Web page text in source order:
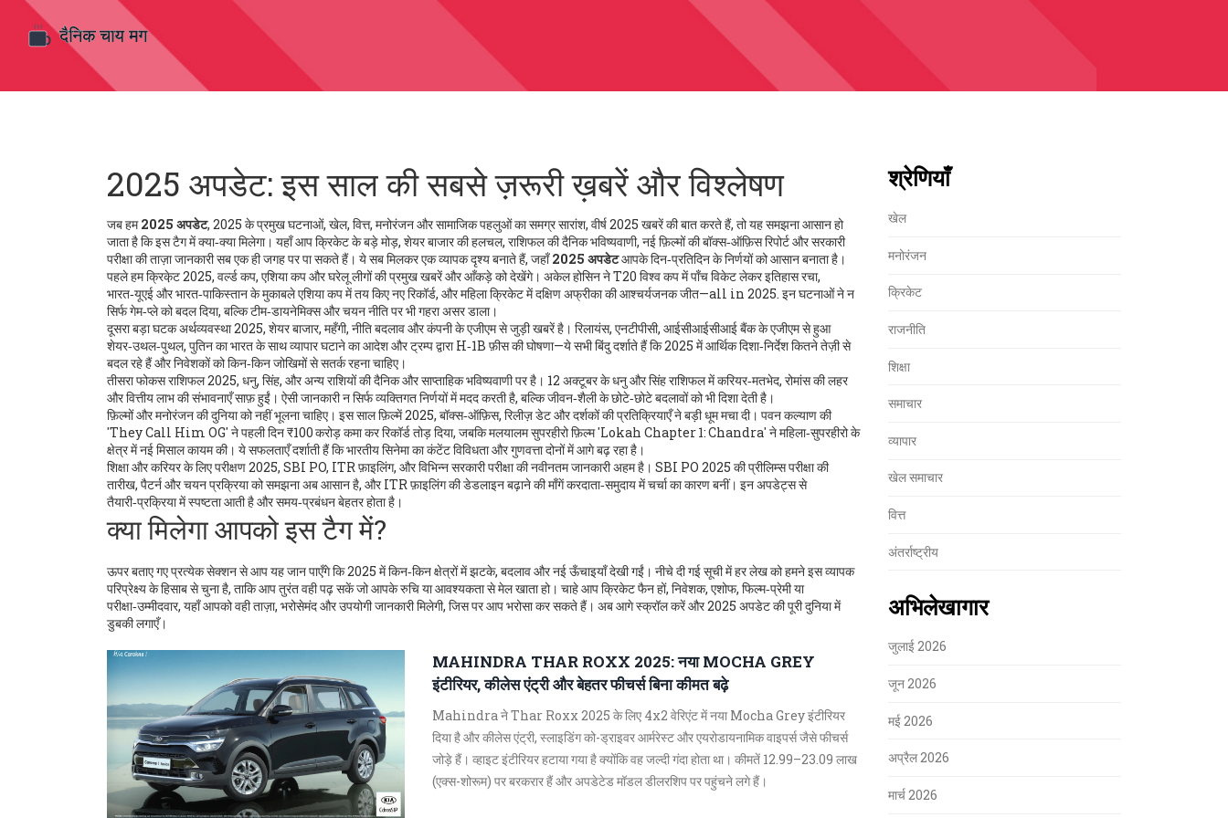
2025 अपडेट: इस साल की सबसे ज़रूरी ख़बरें और विश्लेषण
जब हम2025 अपडेट, 2025 के प्रमुख घटनाओं, खेल, वित्त, मनोरंजन और सामाजिक पहलुओं का समग्र सारांश, वीर्ष 2025 खबरेंकी बात करते हैं, तो यह समझना आसान हो
जाता है कि इस टैग में क्या‑क्या मिलेगा। यहाँ आप क्रिकेट के बड़े मोड़, शेयर बाजार की हलचल, राशिफल की दैनिक भविष्यवाणी, नई फ़िल्मों की बॉक्स‑ऑफ़िस रिपोर्ट और सरकारी
परीक्षा की ताज़ा जानकारी सब एक ही जगह पर पा सकते हैं। ये सब मिलकर एक व्यापक दृश्य बनाते हैं, जहाँ2025 अपडेटआपके दिन‑प्रतिदिन के निर्णयों को आसान बनाता है।
पहले हमक्रिके़ट 2025, वर्ल्ड कप, एशिया कप और घरेलू लीगों की प्रमुख खबरें और आँकड़ेको देखेंगे। अकेल होसिन ने T20 विश्व कप में पाँच विकेट लेकर इतिहास रचा,
भारत‑यूएई और भारत‑पाकिस्तान के मुकाबले एशिया कप में तय किए नए रिकॉर्ड, और महिला क्रिकेट में दक्षिण अफ्रीका की आश्चर्यजनक जीत—all in 2025. इन घटनाओं ने न
सिर्फ गेम‑प्ले को बदल दिया, बल्कि टीम‑डायनेमिक्स और चयन नीति पर भी गहरा असर डाला।
दूसरा बड़ा घटकअर्थव्यवस्था 2025, शेयर बाजार, महँगी, नीति बदलाव और कंपनी के एजीएम से जुड़ी खबरेंहै। रिलायंस, एनटीपीसी, आईसीआईसीआई बैंक के एजीएम से हुआ
शेयर‑उथल‑पुथल, पुतिन का भारत के साथ व्यापार घटाने का आदेश और ट्रम्प द्वारा H‑1B फ़ीस की घोषणा—ये सभी बिंदु दर्शाते हैं कि 2025 में आर्थिक दिशा‑निर्देश कितने तेज़ी से
बदल रहे हैं और निवेशकों को किन‑किन जोखिमों से सतर्क रहना चाहिए।
तीसरा फोकसराशिफल 2025, धनु, सिंह, और अन्य राशियों की दैनिक और साप्ताहिक भविष्यवाणीपर है। 12 अक्टूबर के धनु और सिंह राशिफल में करियर‑मतभेद, रोमांस की लहर
और वित्तीय लाभ की संभावनाएँ साफ़ हुईं। ऐसी जानकारी न सिर्फ व्यक्तिगत निर्णयों में मदद करती है, बल्कि जीवन‑शैली के छोटे‑छोटे बदलावों को भी दिशा देती है।
फ़िल्मों और मनोरंजन की दुनिया को नहीं भूलना चाहिए। इस सालफ़िल्में 2025, बॉक्स‑ऑफ़िस, रिलीज़ डेट और दर्शकों की प्रतिक्रियाएँने बड़ी धूम मचा दी। पवन कल्याण की
'They Call Him OG' ने पहली दिन ₹100 करोड़ कमा कर रिकॉर्ड तोड़ दिया, जबकि मलयालम सुपरहीरो फ़िल्म 'Lokah Chapter 1: Chandra' ने महिला‑सुपरहीरो के
क्षेत्र में नई मिसाल कायम की। ये सफलताएँ दर्शाती हैं कि भारतीय सिनेमा का कंटेंट विविधता और गुणवत्ता दोनों में आगे बढ़ रहा है।
शिक्षा और करियर के लिएपरीक्षण 2025, SBI PO, ITR फ़ाइलिंग, और विभिन्न सरकारी परीक्षा की नवीनतम जानकारीअहम है। SBI PO 2025 की प्रीलिम्स परीक्षा की
तारीख, पैटर्न और चयन प्रक्रिया को समझना अब आसान है, और ITR फ़ाइलिंग की डेडलाइन बढ़ाने की माँगें करदाता‑समुदाय में चर्चा का कारण बनीं। इन अपडेट्स से
तैयारी‑प्रक्रिया में स्पष्टता आती है और समय‑प्रबंधन बेहतर होता है।
क्या मिलेगा आपको इस टैग में?
ऊपर बताए गए प्रत्येक सेक्शन से आप यह जान पाएँगे कि 2025 में किन‑किन क्षेत्रों में झटके, बदलाव और नई ऊँचाइयाँ देखी गईं। नीचे दी गई सूची में हर लेख को हमने इस व्यापक
परिप्रेक्ष्य के हिसाब से चुना है, ताकि आप तुरंत वही पढ़ सकें जो आपके रुचि या आवश्यकता से मेल खाता हो। चाहे आप क्रिकेट फैन हों, निवेशक, एशोफ, फिल्म‑प्रेमी या
परीक्षा‑उम्मीदवार, यहाँ आपको वही ताज़ा, भरोसेमंद और उपयोगी जानकारी मिलेगी, जिस पर आप भरोसा कर सकते हैं। अब आगे स्क्रॉल करें और 2025 अपडेट की पूरी दुनिया में
डुबकी लगाएँ।
MAHINDRA THAR ROXX 2025: नया MOCHA GREY
इंटीरियर, कीलेस एंट्री और बेहतर फीचर्स बिना कीमत बढ़े
Mahindra ने Thar Roxx 2025 के लिए 4x2 वेरिएंट में नया Mocha Grey इंटीरियर
दिया है और कीलेस एंट्री, स्लाइडिंग को-ड्राइवर आर्मरेस्ट और एयरोडायनामिक वाइपर्स जैसे फीचर्स
जोड़े हैं। व्हाइट इंटीरियर हटाया गया है क्योंकि वह जल्दी गंदा होता था। कीमतें 12.99–23.09 लाख
(एक्स-शोरूम) पर बरकरार हैं और अपडेटेड मॉडल डीलरशिप पर पहुंचने लगे हैं।
श्रेणियाँ
खेल
मनोरंजन
क्रिकेट
राजनीति
शिक्षा
समाचार
व्यापार
खेल समाचार
वित्त
अंतर्राष्ट्रीय
अभिलेखागार
जुलाई 2026
जून 2026
मई 2026
अप्रैल 2026
मार्च 2026